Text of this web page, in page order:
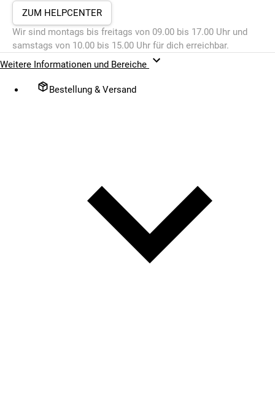
ZUM HELPCENTER
Wir sind montags bis freitags von 09.00 bis 17.00 Uhr und
samstags von 10.00 bis 15.00 Uhr für dich erreichbar.
Weitere Informationen und Bereiche
Bestellung & Versand